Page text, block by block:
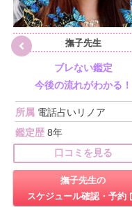
撫子先生
ブレない鑑定
今後の流れがわかる！
所属 電話占いリノア
鑑定歴 8年
口コミを見る
撫子先生の
スケジュール確認・予約